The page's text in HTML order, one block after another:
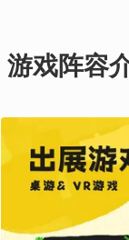
游戏阵容